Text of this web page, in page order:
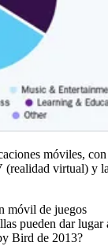
móviles, con
(realidad virtual) y
móvil de juegos
pueden dar lugar
Bird de 2013?